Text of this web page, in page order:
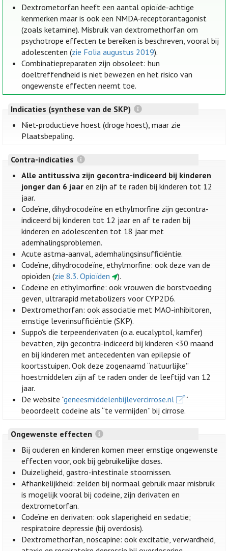
Dextrometorfan heeft een aantal opioïde-achtige
kenmerken maar is ook een NMDA-receptorantagonist
(zoals ketamine). Misbruik van dextromethorfan om
psychotrope effecten te bereiken is beschreven, vooral bij
adolescenten (zie Folia augustus 2019).
Combinatiepreparaten zijn obsoleet: hun
doeltreffendheid is niet bewezen en het risico van
ongewenste effecten neemt toe.
Indicaties (synthese van de SKP)
Niet-productieve hoest (droge hoest), maar zie
Plaatsbepaling.
Contra-indicaties
Alle antitussiva zijn gecontra-indiceerd bij kinderen
jonger dan 6 jaar en zijn af te raden bij kinderen tot 12
jaar.
Codeïne, dihydrocodeïne en ethylmorfine zijn gecontra-
indiceerd bij kinderen tot 12 jaar en af te raden bij
kinderen en adolescenten tot 18 jaar met
ademhalingsproblemen.
Acute astma-aanval, ademhalingsinsufficiëntie.
Codeïne, dihydrocodeïne, ethylmorfine: ook deze van de
opioïden (zie 8.3. Opioïden
).
Codeïne en ethylmorfine: ook vrouwen die borstvoeding
geven, ultrarapid metabolizers voor CYP2D6.
Dextromethorfan: ook associatie met MAO-inhibitoren,
ernstige leverinsufficiëntie (SKP).
Suppo's die terpeenderivaten (o.a. eucalyptol, kamfer)
bevatten, zijn gecontra-indiceerd bij kinderen <30 maand
en bij kinderen met antecedenten van epilepsie of
koortsstuipen. Ook deze zogenaamd “natuurlijke”
hoestmiddelen zijn af te raden onder de leeftijd van 12
jaar.
De website ”geneesmiddelenbijlevercirrose.nl
”
beoordeelt codeïne als “te vermijden” bij cirrose.
Ongewenste effecten
Bij ouderen en kinderen komen meer ernstige ongewenste
effecten voor, ook bij gebruikelijke doses.
Duizeligheid, gastro-intestinale stoornissen.
Afhankelijkheid: zelden bij normaal gebruik maar misbruik
is mogelijk vooral bij codeïne, zijn derivaten en
dextrometorfan.
Codeïne en derivaten: ook slaperigheid en sedatie;
respiratoire depressie (bij overdosis).
Dextromethorfan, noscapine: ook excitatie, verwardheid,